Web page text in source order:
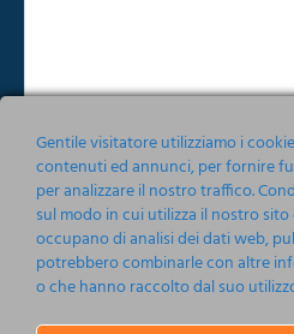
Accetto le condizioni relative alla
Invia
Gentile visitatore utilizziamo i
contenuti ed annunci, per fornire
per analizzare il nostro traffico.
sul modo in cui utilizza il nostro
occupano di analisi dei dati web,
potrebbero combinarle con altre
o che hanno raccolto dal suo